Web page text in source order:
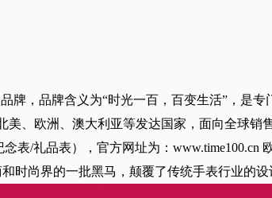
牌，品牌含义为“时光一百，百变生活”，是
、欧洲、澳大利亚等发达国家，面向全球销
表/礼品表），官方网址为：www.time100.cn
时尚界的一批黑马，颠覆了传统手表行业的设